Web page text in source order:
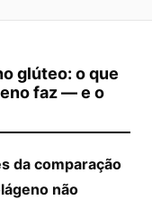
glúteo: o que
faz — e o
da comparação
não